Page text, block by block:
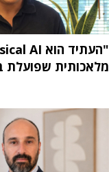
מלאכותית שפועלת